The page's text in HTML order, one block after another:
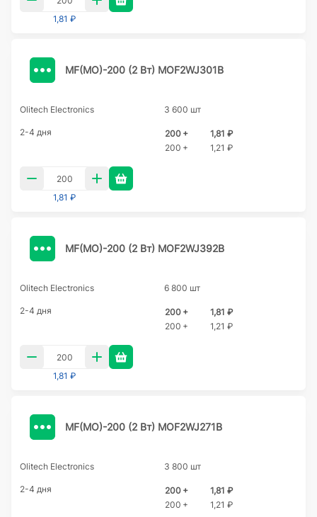
1,81 ₽
MF(MO)-200 (2 Вт) MOF2WJ301B
Olitech Electronics 3 600 шт
2-4 дня 200 +
1,81 ₽
200 +
1,21 ₽
1,81 ₽
MF(MO)-200 (2 Вт) MOF2WJ392B
Olitech Electronics 6 800 шт
2-4 дня 200 +
1,81 ₽
200 +
1,21 ₽
1,81 ₽
MF(MO)-200 (2 Вт) MOF2WJ271B
Olitech Electronics 3 800 шт
2-4 дня 200 +
1,81 ₽
200 +
1,21 ₽